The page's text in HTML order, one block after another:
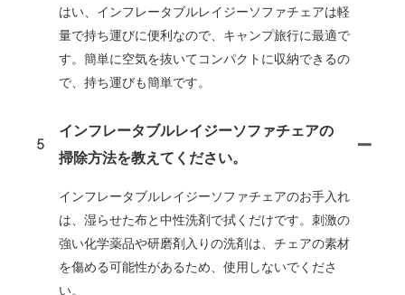
はい、インフレータブルレイジーソファチェアは軽
量で持ち運びに便利なので、キャンプ旅行に最適で
す。簡単に空気を抜いてコンパクトに収納できるの
で、持ち運びも簡単です。
5
インフレータブルレイジーソファチェアの
掃除方法を教えてください。
インフレータブルレイジーソファチェアのお手入れ
は、湿らせた布と中性洗剤で拭くだけです。刺激の
強い化学薬品や研磨剤入りの洗剤は、チェアの素材
を傷める可能性があるため、使用しないでくださ
い。